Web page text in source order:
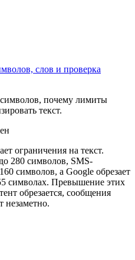
слов и проверка
символов, почему лимиты
текст.
ограничения на текст.
280 символов, SMS-
символов, а Google обрезает
символах. Превышение этих
обрезается, сообщения
незаметно.